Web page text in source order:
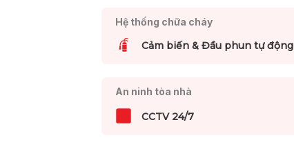
Hệ thống chữa cháy
Cảm biến & Đầu phun tự động
An ninh tòa nhà
CCTV 24/7